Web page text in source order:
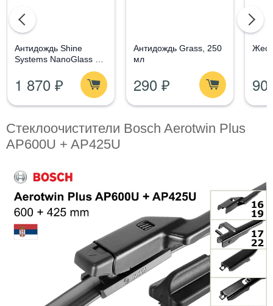
Aнтидождь Shine
Systems NanoGlass Kit
- Набор по уходу за
стеклом
1 870 ₽
Антидождь Grass, 250
мл
290 ₽ 90
Стеклоочистители Bosch Aerotwin Plus
AP600U + AP425U